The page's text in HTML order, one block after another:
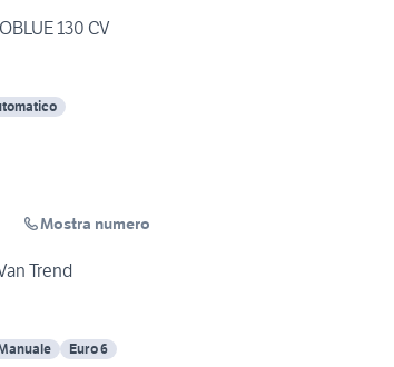
130 CV
Mostra numero
Trend
Euro 6